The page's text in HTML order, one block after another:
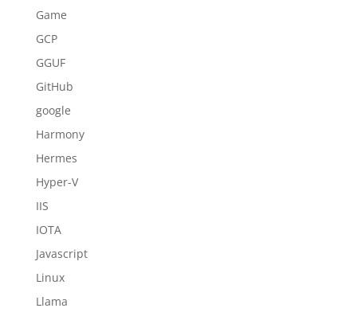
Game
GCP
GGUF
GitHub
google
Harmony
Hermes
Hyper-V
IIS
IOTA
Javascript
Linux
Llama